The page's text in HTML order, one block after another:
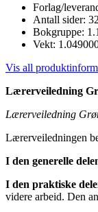
Forlag/
Antall sider:
Bokgruppe:
Vekt:
Vis all
Lærerveiledning
Lærerveiledning
Lærerveiledningen
I den generelle
I den praktiske
videre arbeid. Den